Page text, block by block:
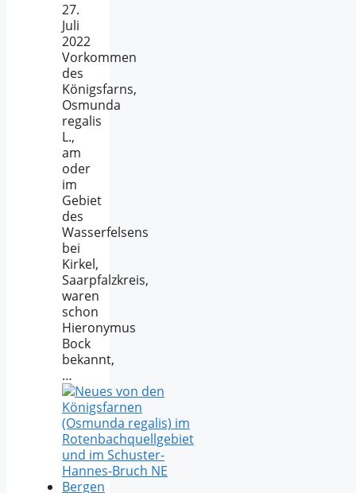
27.
Juli
2022
Vorkommen
des
Königsfarns,
Osmunda
regalis
L.,
am
oder
im
Gebiet
des
Wasserfelsens
bei
Kirkel,
Saarpfalzkreis,
waren
schon
Hieronymus
Bock
bekannt,
…